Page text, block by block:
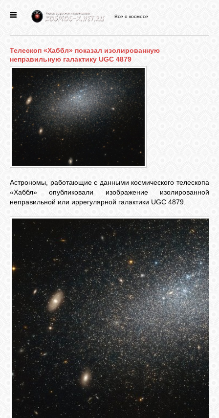
ФОРУМ
СТАТЬИ
ФАЙЛЫ
ВИДЕО
ВХОД
RSS
Все о космосе
Телескоп «Хаббл» показал изолированную
неправильную галактику UGC 4879
Астрономы, работающие с данными космического телескопа
«Хаббл» опубликовали изображение изолированной
неправильной или иррегулярной галактики UGC 4879.